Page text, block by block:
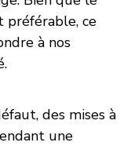
ce
à nos
des mises à
une